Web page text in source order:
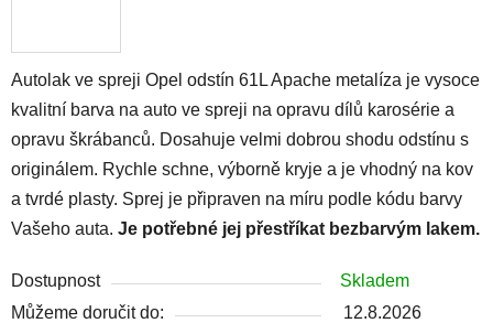
Autolak ve spreji Opel odstín 61L Apache metalíza je vysoce
kvalitní barva na auto ve spreji na opravu dílů karosérie a
opravu škrábanců. Dosahuje velmi dobrou shodu odstínu s
originálem. Rychle schne, výborně kryje a je vhodný na kov
a tvrdé plasty. Sprej je připraven na míru podle kódu barvy
Vašeho auta. Je potřebné jej přestříkat bezbarvým lakem.
Dostupnost
Skladem
Můžeme doručit do:
12.8.2026